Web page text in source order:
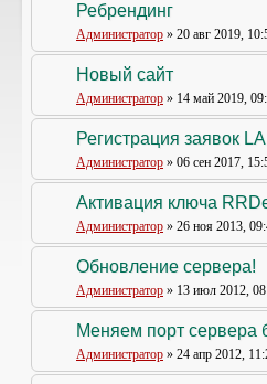
Ребрендинг
Администратор » 20 авг 2019,
Новый сайт
Администратор » 14 май 2019,
Регистрация заявок
Администратор » 06 сен 2017,
Активация ключа
Администратор » 26 ноя 2013,
Обновление сервера!
Администратор » 13 июл 2012,
Меняем порт сервера
Администратор » 24 апр 2012,